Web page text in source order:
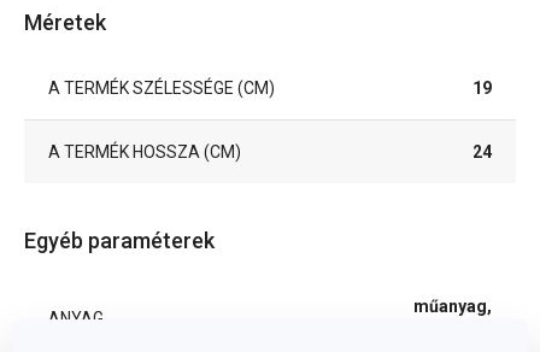
Méretek
A TERMÉK SZÉLESSÉGE (CM) 19
A TERMÉK HOSSZA (CM) 24
Egyéb paraméterek
ANYAG
műanyag,